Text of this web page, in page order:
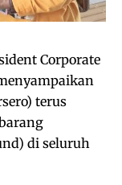
Corporate
terus
di seluruh